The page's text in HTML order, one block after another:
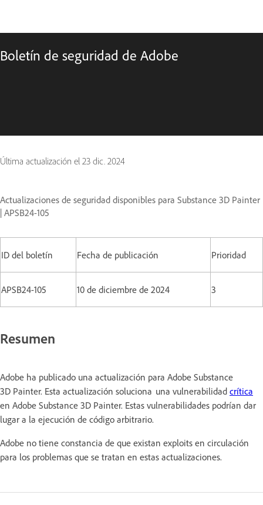
Boletín de seguridad de Adobe
Última actualización el 23 dic. 2024
Actualizaciones de seguridad disponibles para Substance 3D Painter
| APSB24-105
ID del boletín Fecha de publicación Prioridad
APSB24-105 10 de diciembre de 2024 3
Resumen
Adobe ha publicado una actualización para Adobe Substance
3D Painter. Esta actualización soluciona una vulnerabilidad crítica
en Adobe Substance 3D Painter. Estas vulnerabilidades podrían dar
lugar a la ejecución de código arbitrario.
Adobe no tiene constancia de que existan exploits en circulación
para los problemas que se tratan en estas actualizaciones.